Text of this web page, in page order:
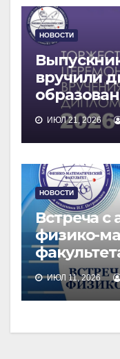
НОВОСТИ
вручили
ИЮЛ 21, 2026
НОВОСТИ
Встреча с
физико-
ИЮЛ 11, 2026